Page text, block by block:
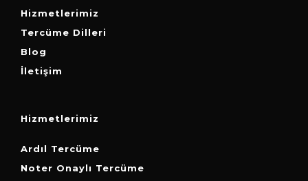
Hizmetlerimiz
Tercüme Dilleri
Blog
İletişim
Hizmetlerimiz
Ardıl Tercüme
Noter Onaylı Tercüme